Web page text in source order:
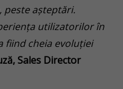
peste așteptări.
utilizatorilor în
fiind cheia evoluției
Sales Director